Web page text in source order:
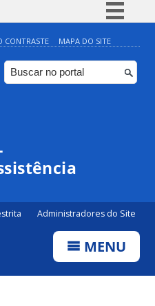
Simplifique!
Comunica BR
Participe
CONTRASTE MAPA DO SITE
Administradores do Site
MENU